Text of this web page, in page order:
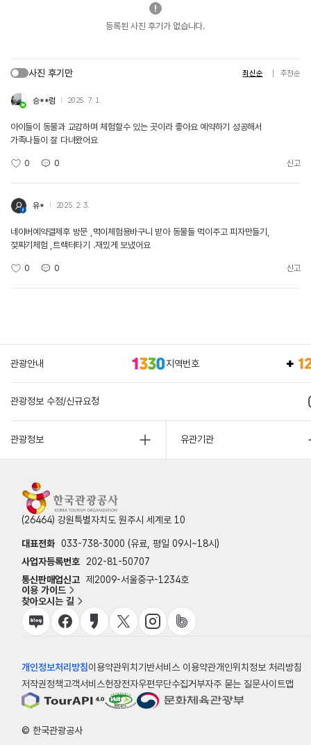
등록된 사진 후기가 없습니다.
사진 후기만 최신순 추천순
승**럼 2025. 7. 1.
아이들이 동물과 교감하며 체험할수 있는 곳이라 좋아요 예약하기 성공해서
가족나들이 잘 다녀왔어요
0 0 신고
유* 2025. 2. 3.
네이버예약결제후 방문 ,먹이체험용바구니 받아 동물들 먹이주고 피자만들기,
젖짜기체험 ,트랙터타기 .재밌게 보냈어요
0 0 신고
관광안내 지역번호
관광정보 수정/신규요청
관광정보 유관기관
(26464) 강원특별자치도 원주시 세계로 10
대표전화 033-738-3000 (유료, 평일 09시~18시)
사업자등록번호
202-81-50707
통신판매업신고 제2009-서울중구-1234호
이용 가이드
찾아오시는 길
개인정보처리방침이용약관위치기반서비스 이용약관개인위치정보 처리방침
저작권정책고객서비스헌장전자우편무단수집거부자주 묻는 질문사이트맵
© 한국관광공사